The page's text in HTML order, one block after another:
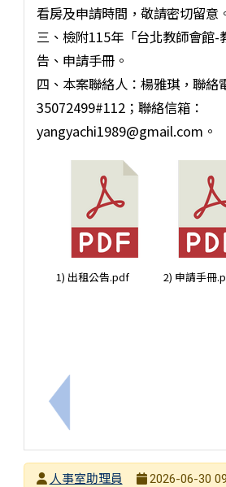
上一筆：行政院人事行政總
看房及申請時間，敬請密切留意
三、檢附115年「台北教師會館-
告、申請手冊。
四、本案聯絡人：楊雅琪，聯絡
35072499#112；聯絡信箱：
yangyachi1989@gmail.com。
1) 出租公告.pdf 2) 申請手冊
發布者人事室助理員
2026-06-30